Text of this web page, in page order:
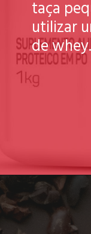
taça
utilizar
de